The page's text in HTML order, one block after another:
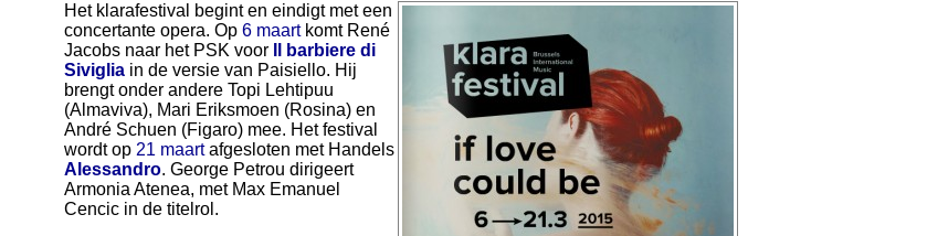
Het klarafestival begint en eindigt met een
concertante opera. Op 6 maartkomt René
Jacobs naar het PSK voor
Il barbiere di
Siviglia in de versie van Paisiello. Hij
brengt onder andere Topi Lehtipuu
(Almaviva), Mari Eriksmoen (Rosina) en
André Schuen (Figaro) mee. Het festival
wordt op 21 maartafgesloten met Handels
Alessandro. George Petrou dirigeert
Armonia Atenea, met Max Emanuel
Cencic in de titelrol.